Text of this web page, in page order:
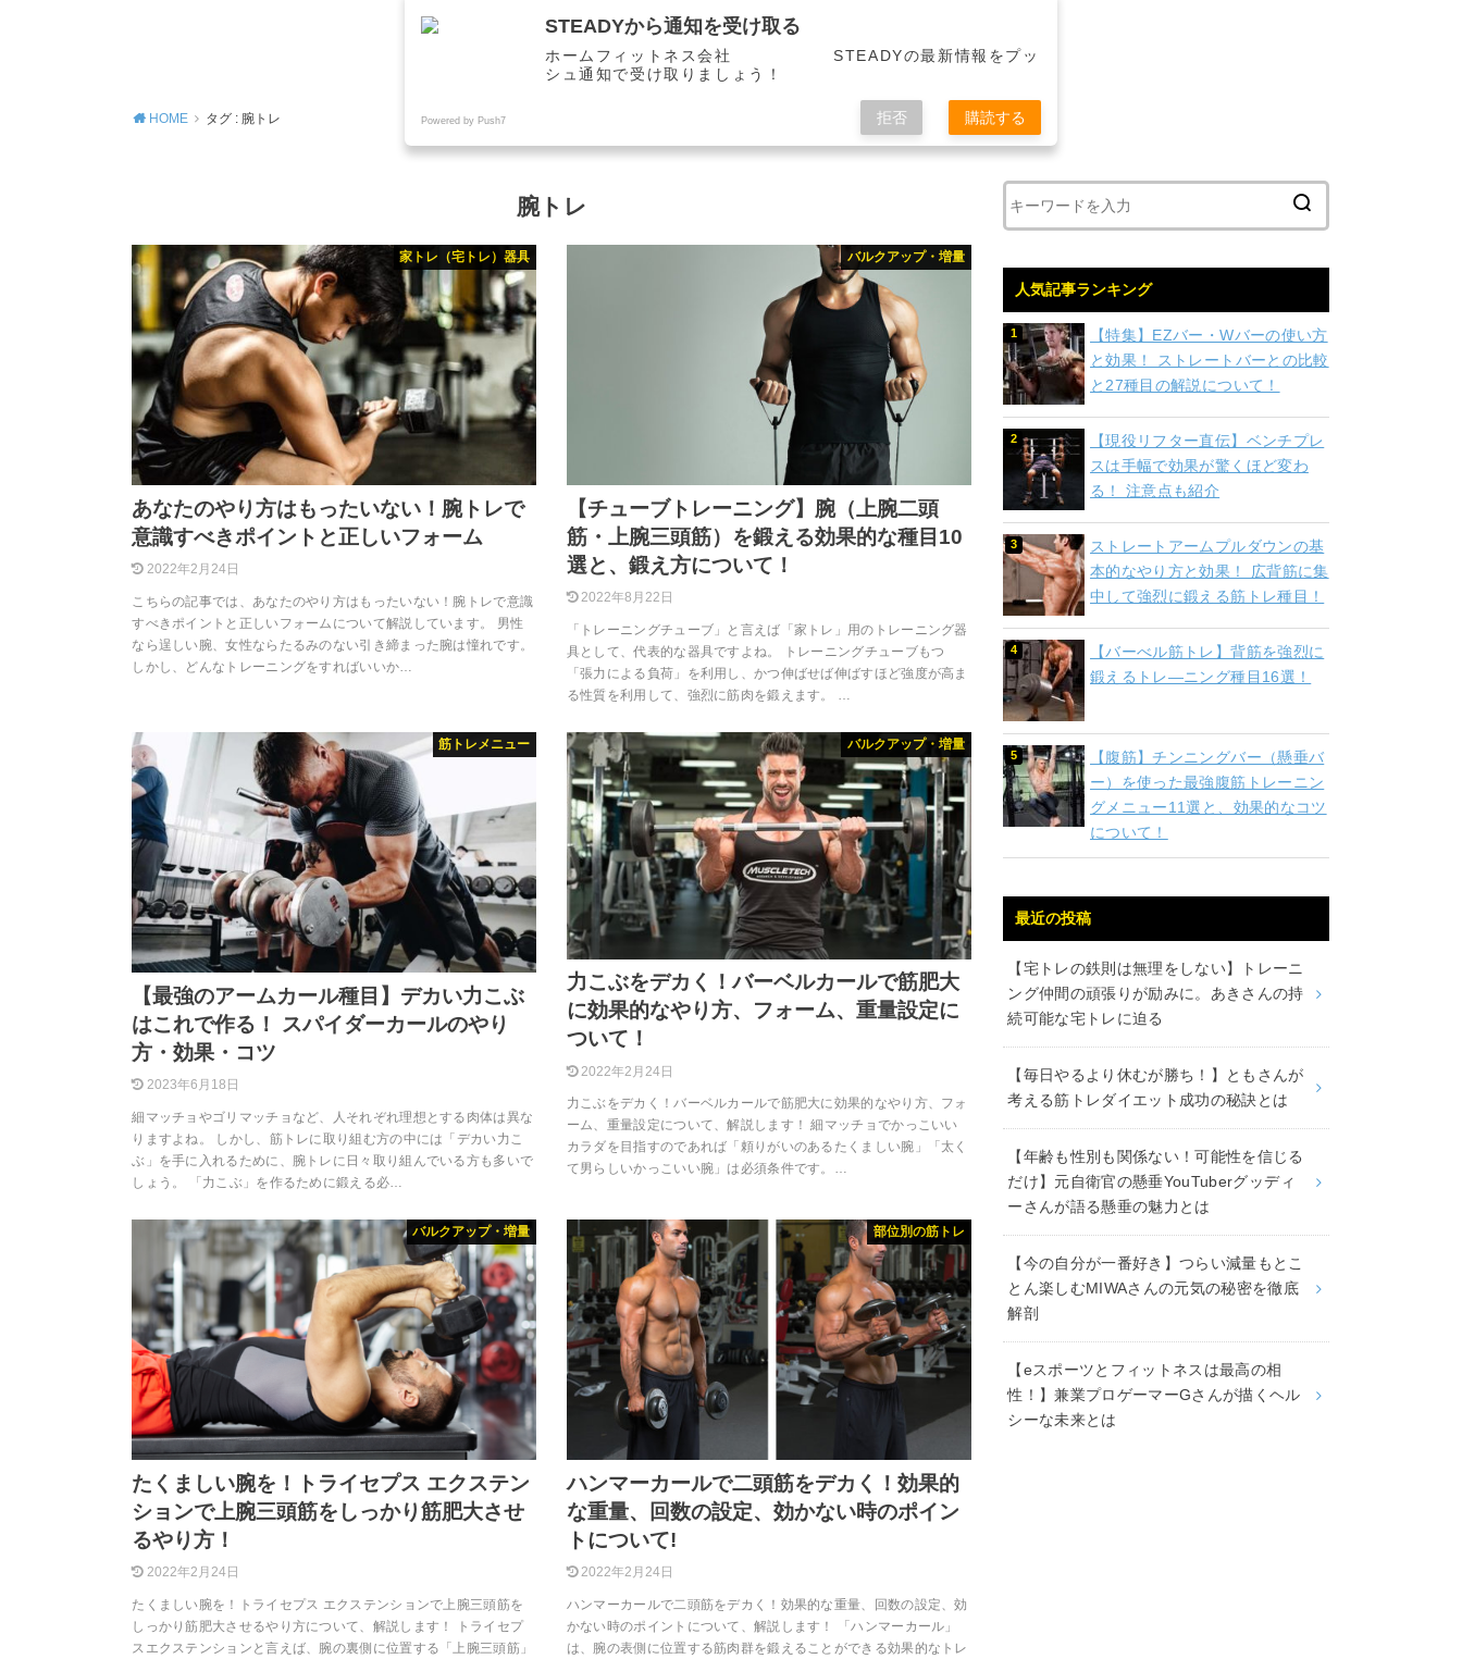
HOME タグ : 腕トレ
腕トレ
家トレ（宅トレ）器具
あなたのやり方はもったいない！腕トレで
意識すべきポイントと正しいフォーム
2022年2月24日
こちらの記事では、あなたのやり方はもったいない！腕トレで意識
すべきポイントと正しいフォームについて解説しています。 男性
なら逞しい腕、女性ならたるみのない引き締まった腕は憧れです。
しかし、どんなトレーニングをすればいいか…
バルクアップ・増量
【チューブトレーニング】腕（上腕二頭
筋・上腕三頭筋）を鍛える効果的な種目10
選と、鍛え方について！
2022年8月22日
「トレーニングチューブ」と言えば「家トレ」用のトレーニング器
具として、代表的な器具ですよね。 トレーニングチューブもつ
「張力による負荷」を利用し、かつ伸ばせば伸ばすほど強度が高ま
る性質を利用して、強烈に筋肉を鍛えます。 …
筋トレメニュー
【最強のアームカール種目】デカい力こぶ
はこれで作る！ スパイダーカールのやり
方・効果・コツ
2023年6月18日
細マッチョやゴリマッチョなど、人それぞれ理想とする肉体は異な
りますよね。 しかし、筋トレに取り組む方の中には「デカい力こ
ぶ」を手に入れるために、腕トレに日々取り組んでいる方も多いで
しょう。 「力こぶ」を作るために鍛える必…
バルクアップ・増量
力こぶをデカく！バーベルカールで筋肥大
に効果的なやり方、フォーム、重量設定に
ついて！
2022年2月24日
力こぶをデカく！バーベルカールで筋肥大に効果的なやり方、フォ
ーム、重量設定について、解説します！ 細マッチョでかっこいい
カラダを目指すのであれば「頼りがいのあるたくましい腕」「太く
て男らしいかっこいい腕」は必須条件です。…
バルクアップ・増量
たくましい腕を！トライセプス エクステン
ションで上腕三頭筋をしっかり筋肥大させ
るやり方！
2022年2月24日
たくましい腕を！トライセプス エクステンションで上腕三頭筋を
しっかり筋肥大させるやり方について、解説します！ トライセプ
スエクステンションと言えば、腕の裏側に位置する「上腕三頭筋」
部位別の筋トレ
ハンマーカールで二頭筋をデカく！効果的
な重量、回数の設定、効かない時のポイン
トについて!
2022年2月24日
ハンマーカールで二頭筋をデカく！効果的な重量、回数の設定、効
かない時のポイントについて、解説します！ 「ハンマーカール」
は、腕の表側に位置する筋肉群を鍛えることができる効果的なトレ
人気記事ランキング
【特集】EZバー・Wバーの使い方
と効果！ ストレートバーとの比較
と27種目の解説について！
【現役リフター直伝】ベンチプレ
スは手幅で効果が驚くほど変わ
る！ 注意点も紹介
ストレートアームプルダウンの基
本的なやり方と効果！ 広背筋に集
中して強烈に鍛える筋トレ種目！
【バーべル筋トレ】背筋を強烈に
鍛えるトレ―ニング種目16選！
【腹筋】チンニングバー（懸垂バ
ー）を使った最強腹筋トレーニン
グメニュー11選と、効果的なコツ
について！
最近の投稿
【宅トレの鉄則は無理をしない】トレーニ
ング仲間の頑張りが励みに。あきさんの持
続可能な宅トレに迫る
【毎日やるより休むが勝ち！】ともさんが
考える筋トレダイエット成功の秘訣とは
【年齢も性別も関係ない！可能性を信じる
だけ】元自衛官の懸垂YouTuberグッディ
ーさんが語る懸垂の魅力とは
【今の自分が一番好き】つらい減量もとこ
とん楽しむMIWAさんの元気の秘密を徹底
解剖
【eスポーツとフィットネスは最高の相
性！】兼業プロゲーマーGさんが描くヘル
シーな未来とは
STEADYから通知を受け取る
ホームフィットネス会社 STEADYの最新情報をプッ
シュ通知で受け取りましょう！
Powered by Push7 拒否 購読する